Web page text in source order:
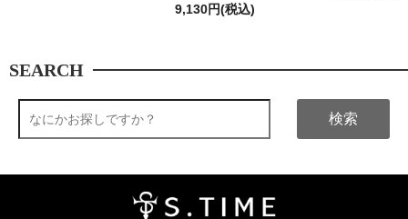
9,130円(税込)
SEARCH
検索